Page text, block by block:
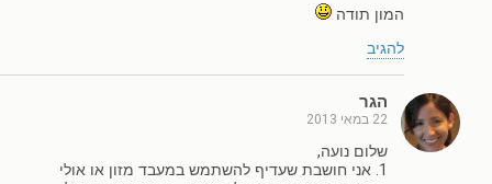
המון תודה
להגיב
הגר
22 במאי 2013
שלום נועה,
1. אני חושבת שעדיף להשתמש במעבד מזון או אולי